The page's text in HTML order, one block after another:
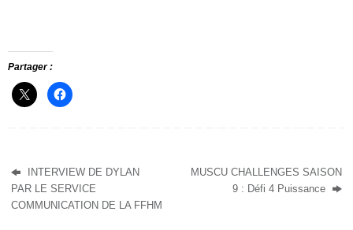
Partager :
INTERVIEW DE DYLAN
PAR LE SERVICE
COMMUNICATION DE LA FFHM
MUSCU CHALLENGES SAISON
9 : Défi 4 Puissance